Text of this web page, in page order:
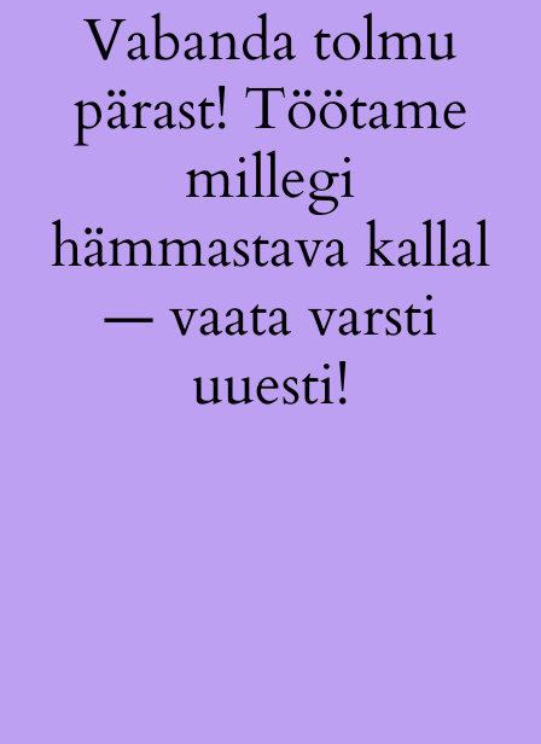
Vabanda tolmu
pärast! Töötame
millegi
hämmastava kallal
— vaata varsti
uuesti!